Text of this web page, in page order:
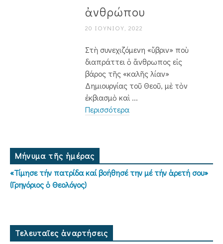
ἀνθρώπου
20 ΙΟΥΝΊΟΥ, 2022
Στὴ συνεχιζόμενη «ὕβριν» ποὺ
διαπράττει ὁ ἄνθρωπος εἰς
βάρος τῆς «καλῆς λίαν»
Δημιουργίας τοῦ Θεοῦ, μὲ τὸν
ἐκβιασμὸ καὶ ...
Περισσότερα
Μήνυμα τῆς ἡμέρας
«Τίμησε τήν πατρίδα καί βοήθησέ την μέ τήν ἀρετή σου»
(Γρηγόριος ὁ Θεολόγος)
Τελευταῖες ἀναρτήσεις